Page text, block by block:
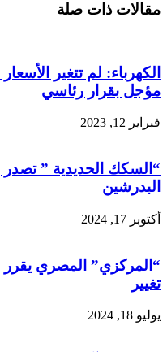
مقالات ذات صلة
مؤجل بقرار رئاسي
فبراير 12, 2023
“السكك الحديدية ”
البدرشين
أكتوبر 17, 2024
“المركزي” المصري يقرر
تغيير
يوليو 18, 2024